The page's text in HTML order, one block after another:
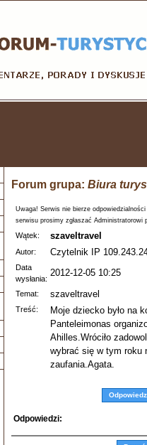
Forum grupa: Biura
Uwaga! Serwis nie bierze
serwisu prosimy zgłaszać Administratorowi
Wątek: szaveltravel
Autor: Czytelnik IP
Data
wysłania:
2012-12-05 10:25
Temat: szaveltravel
Treść:
Moje dziecko było na
Panteleimonas
Ahilles.Wróciło
wybrać się w tym roku
zaufania.Agata.
Odpowiedz
Odpowiedzi: